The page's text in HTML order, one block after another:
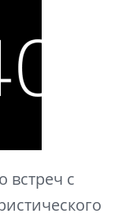
встреч с